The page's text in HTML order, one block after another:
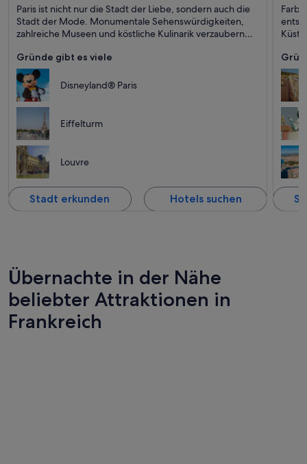
Cafés, Museen und Kunst
Paris ist nicht nur die Stadt der Liebe, sondern auch die
Stadt der Mode. Monumentale Sehenswürdigkeiten,
zahlreiche Museen und köstliche Kulinarik verzaubern
Gründe gibt es viele
Disneyland® Paris
Eiffelturm
Louvre
Stadt erkunden Hotels suchen
Übernachte in der Nähe
beliebter Attraktionen in
Frankreich